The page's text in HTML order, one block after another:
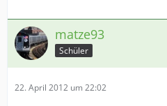
matze93
Schüler
22. April 2012 um 22:02